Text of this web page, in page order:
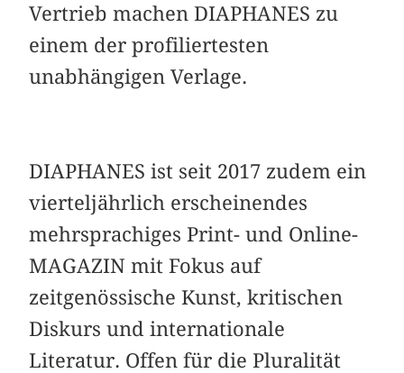
Vertrieb machen DIAPHANES zu
einem der profiliertesten
unabhängigen Verlage.
DIAPHANES ist seit 2017 zudem ein
vierteljährlich erscheinendes
mehrsprachiges Print- und Online-
MAGAZIN mit Fokus auf
zeitgenössische Kunst, kritischen
Diskurs und internationale
Literatur. Offen für die Pluralität